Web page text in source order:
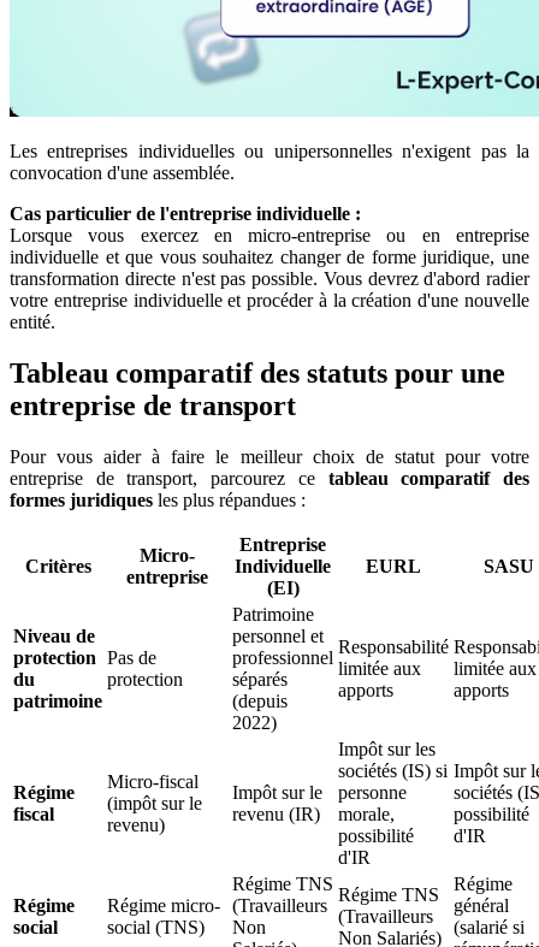
Les entreprises individuelles ou unipersonnelles n'exigent pas la
convocation d'une assemblée.
Cas particulier de l'entreprise individuelle :
Lorsque vous exercez en micro-entreprise ou en entreprise
individuelle et que vous souhaitez changer de forme juridique, une
transformation directe n'est pas possible. Vous devrez d'abord radier
votre entreprise individuelle et procéder à la création d'une nouvelle
entité.
Tableau comparatif des statuts pour une
entreprise de transport
Pour vous aider à faire le meilleur choix de statut pour votre
entreprise de transport, parcourez ce tableau comparatif des
formes juridiques les plus répandues :
Critères
Micro-
entreprise
Entreprise
Individuelle
(EI)
EURL SASU
Niveau de
protection
du
patrimoine
Pas de
protection
Patrimoine
personnel et
professionnel
séparés
(depuis
2022)
Responsabilité
limitée aux
apports
limitée aux
apports
Régime
fiscal
Micro-fiscal
(impôt sur le
revenu)
Impôt sur le
revenu (IR)
Impôt sur les
sociétés (IS) si
personne
morale,
possibilité
d'IR
Impôt sur
sociétés
possibilité
d'IR
Régime
social
Régime micro-
social (TNS)
Régime TNS
(Travailleurs
Non
Régime TNS
(Travailleurs
Non Salariés)
Régime
général
(salarié si